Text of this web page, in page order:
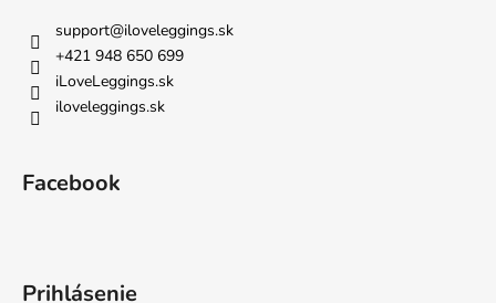
support@iloveleggings.sk
+421 948 650 699
iLoveLeggings.sk
iloveleggings.sk
Facebook
Prihlásenie